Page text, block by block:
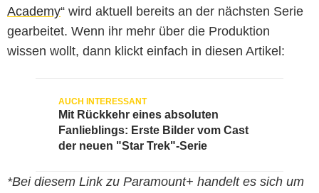
Academy“ wird aktuell bereits an der nächsten Serie
gearbeitet. Wenn ihr mehr über die Produktion
wissen wollt, dann klickt einfach in diesen Artikel:
Mit Rückkehr eines absoluten
Fanlieblings: Erste Bilder vom Cast
der neuen "Star Trek"-Serie
*Bei diesem Link zu Paramount+ handelt es sich um